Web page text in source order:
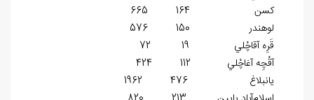
كسن 164 665
لوهندر 150 576
قَرِه آقاچْلي 19 72
آقْچِه آغاچْلي 112 424
يانبلاغ 476 1962